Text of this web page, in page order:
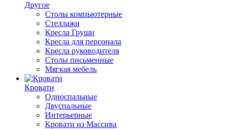
Другое
Столы компьютерные
Стеллажи
Кресла Груши
Кресла для персонала
Кресла руководителя
Столы письменные
Мягкая мебель
Кровати
Односпальные
Двуспальные
Интерьерные
Кровати из Массива